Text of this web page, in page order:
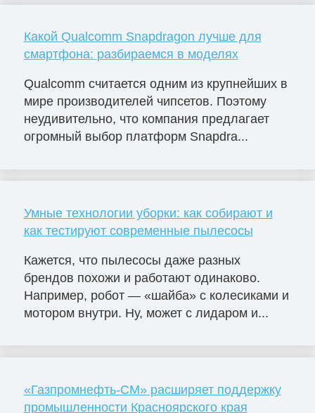
Какой Qualcomm Snapdragon лучше для
смартфона: разбираемся в моделях
Qualcomm считается одним из крупнейших в
мире производителей чипсетов. Поэтому
неудивительно, что компания предлагает
огромный выбор платформ Snapdra...
Умные технологии уборки: как собирают и
как тестируют современные пылесосы
Кажется, что пылесосы даже разных
брендов похожи и работают одинаково.
Например, робот — «шайба» с колесиками и
мотором внутри. Ну, может с лидаром и...
«Газпромнефть-СМ» расширяет поддержку
промышленности Красноярского края